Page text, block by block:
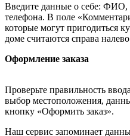
Введите данные о себе: ФИО,
телефона. В поле
которые могут пригодиться
доме считаются справа
Оформление заказа
Проверьте правильность
выбор местоположения,
кнопку «Оформить заказ».
Наш сервис запоминает